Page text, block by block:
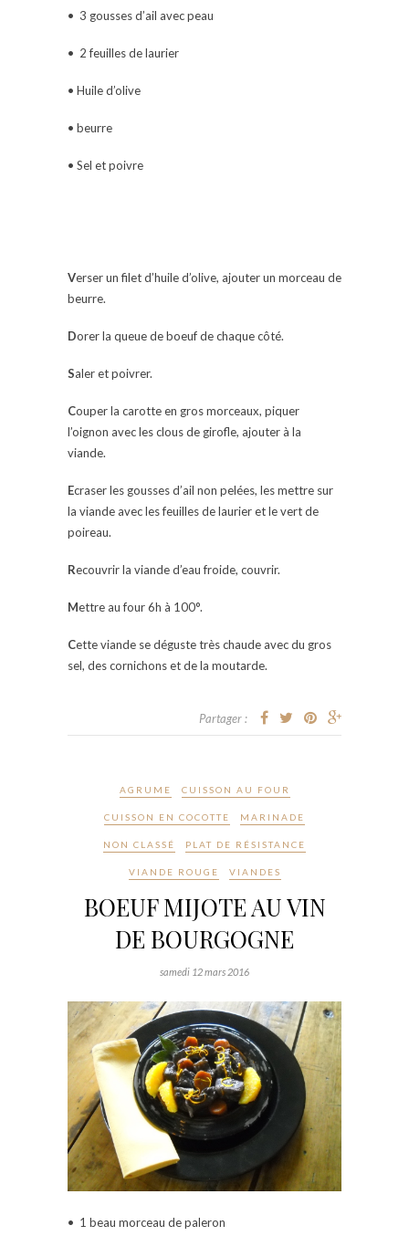
• 3 gousses d’ail avec peau
• 2 feuilles de laurier
• Huile d’olive
• beurre
• Sel et poivre
Verser un filet d’huile d’olive, ajouter un morceau de
beurre.
Dorer la queue de boeuf de chaque côté.
Saler et poivrer.
Couper la carotte en gros morceaux, piquer
l’oignon avec les clous de girofle, ajouter à la
viande.
Ecraser les gousses d’ail non pelées, les mettre sur
la viande avec les feuilles de laurier et le vert de
poireau.
Recouvrir la viande d’eau froide, couvrir.
Mettre au four 6h à 100°.
Cette viande se déguste très chaude avec du gros
sel, des cornichons et de la moutarde.
Partager :
AGRUME CUISSON AU FOUR
CUISSON EN COCOTTE MARINADE
NON CLASSÉ PLAT DE RÉSISTANCE
VIANDE ROUGE VIANDES
BOEUF MIJOTE AU VIN
DE BOURGOGNE
samedi 12 mars 2016
• 1 beau morceau de paleron